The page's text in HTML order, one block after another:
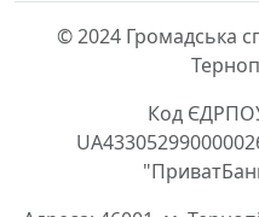
© 2024 Громадська
Код